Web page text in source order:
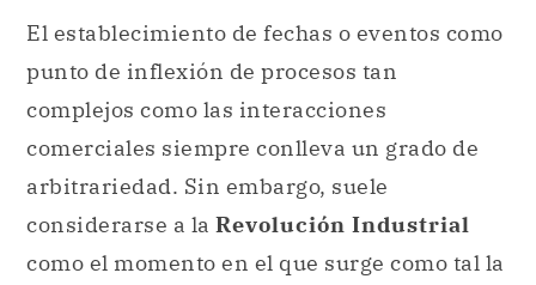
El establecimiento de fechas o eventos como
punto de inflexión de procesos tan
complejos como las interacciones
comerciales siempre conlleva un grado de
arbitrariedad. Sin embargo, suele
considerarse a la Revolución Industrial
como el momento en el que surge como tal la